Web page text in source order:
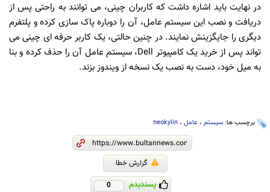
در نهایت باید اشاره داشت که کاربران چینی، می توانند به راحتی پس از
دریافت و نصب این سیستم عامل، آن را دوباره پاک سازی کرده و پلتفرم
دیگری را جایگزینش نمایند. در چنین حالتی، یک کاربر حرفه ای چینی می
تواند پس از خرید یک کامپیوتر Dell، سیستم عامل آن را حذف کرده و بنا
به میل خود، دست به نصب یک نسخه از ویندوز بزند.
برچسب ها: سیستم ، عامل ، neokylin
گزارش خطا
پسندیدم 0